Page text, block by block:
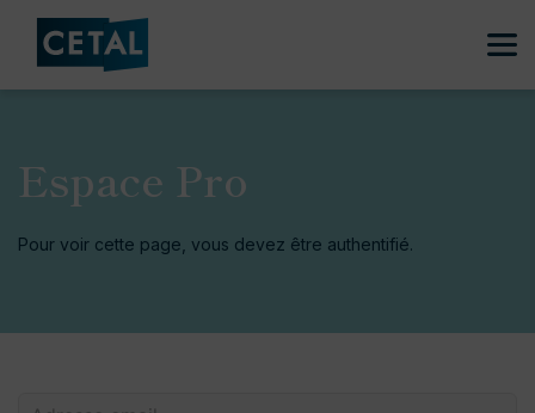
Espace Pro
Pour voir cette page, vous devez être authentifié.